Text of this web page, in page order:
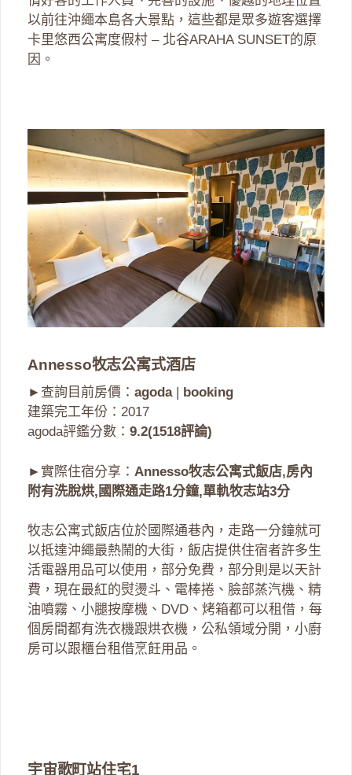
以前往沖繩本島各大景點，這些都是眾多遊客選擇
卡里悠西公寓度假村 – 北谷ARAHA SUNSET的原
因。
Annesso牧志公寓式酒店
►查詢目前房價： agoda|
booking
建築完工年份：2017
agoda評鑑分數： 9.2(1518評論)
►實際住宿分享： Annesso牧志公寓式飯店,房內
附有洗脫烘,國際通走路1分鐘,單軌牧志站3分
牧志公寓式飯店位於國際通巷內，走路一分鐘就可
以抵達沖繩最熱鬧的大街，飯店提供住宿者許多生
活電器用品可以使用，部分免費，部分則是以天計
費，現在最紅的熨燙斗、電棒捲、臉部蒸汽機、精
油噴霧、小腿按摩機、DVD、烤箱都可以租借，每
個房間都有洗衣機跟烘衣機，公私領域分開，小廚
房可以跟櫃台租借烹飪用品。
宇宙歌町站住宅1